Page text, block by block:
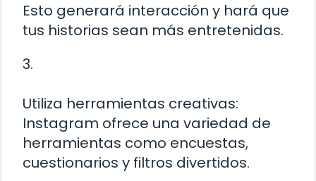
Esto generará interacción y hará que
tus historias sean más entretenidas.
3.
Utiliza herramientas creativas:
Instagram ofrece una variedad de
herramientas como encuestas,
cuestionarios y filtros divertidos.